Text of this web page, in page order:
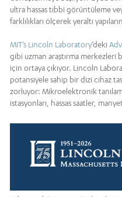
ultra hassas tıbbi görüntüleme
farklılıkları ölçerek yeraltı
MIT’s Lincoln Laboratory’deki
gibi uzman araştırma merkezleri
için ortaya çıkıyor. Lincoln
potansiyele sahip bir dizi cihaz
zorluyor: Mikroelektronik
istasyonları, hassas saatler,